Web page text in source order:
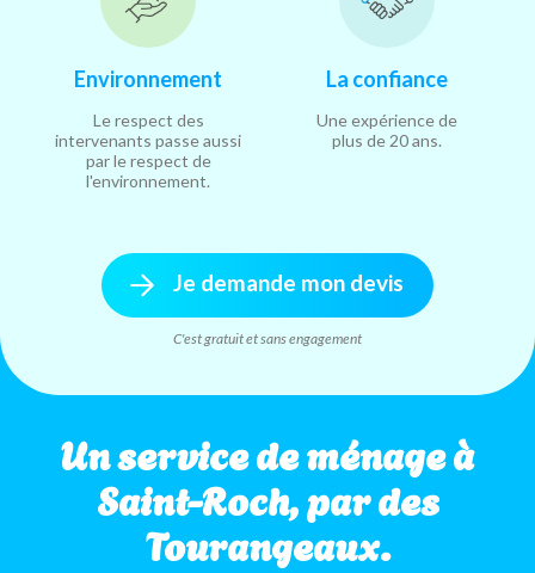
Environnement
Le respect des
intervenants passe aussi
par le respect de
l'environnement.
La confiance
Une expérience de
plus de 20 ans.
Je demande mon devis
C'est gratuit et sans engagement
Un service de ménage à
Saint-Roch, par des
Tourangeaux.